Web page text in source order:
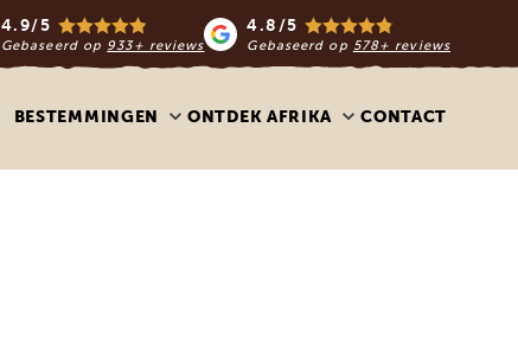
4.9/5
Gebaseerd op 933+ reviews
4.8/5
Gebaseerd op 578+ reviews
BESTEMMINGEN ONTDEK AFRIKA CONTACT